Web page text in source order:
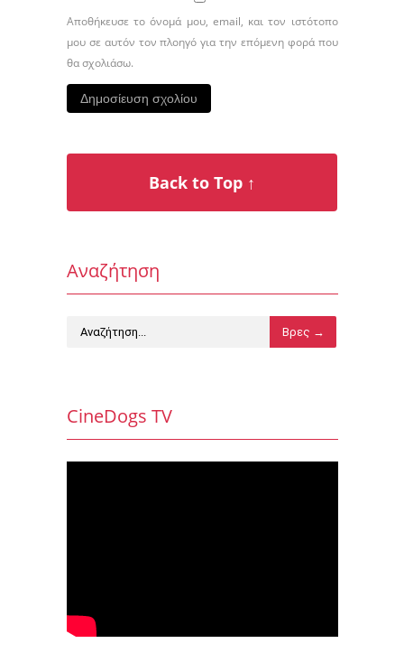
Αποθήκευσε το όνομά μου, email, και τον ιστότοπο
μου σε αυτόν τον πλοηγό για την επόμενη φορά που
θα σχολιάσω.
Back to Top ↑
Αναζήτηση
CineDogs TV